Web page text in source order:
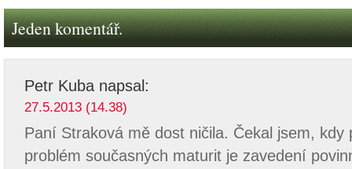
Jeden komentář.
Petr Kuba napsal:
27.5.2013 (14.38)
Paní Straková mě dost ničila. Čekal jsem, kdy
problém současných maturit je zavedení